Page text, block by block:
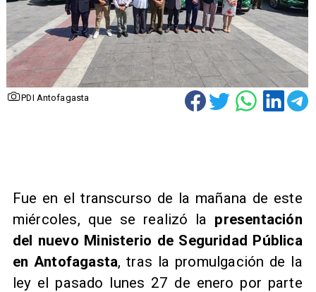
PDI Antofagasta
Fue en el transcurso de la mañana de este
miércoles, que se realizó la presentación
del nuevo Ministerio de Seguridad Pública
en Antofagasta, tras la promulgación de la
ley el pasado lunes 27 de enero por parte